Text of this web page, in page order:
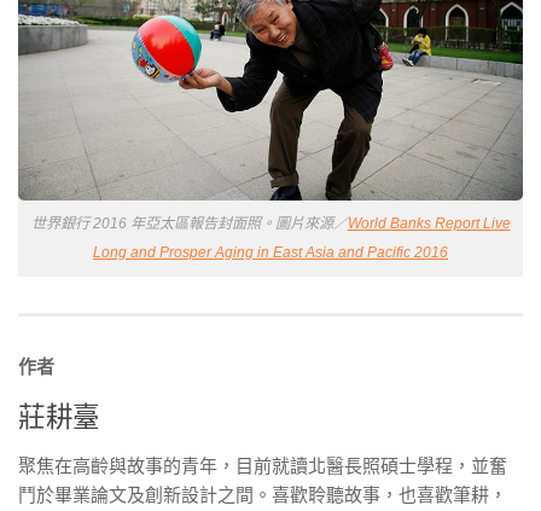
世界銀行 2016 年亞太區報告封面照。圖片來源／World Banks Report Live
Long and Prosper Aging in East Asia and Pacific 2016
作者
莊耕臺
聚焦在高齡與故事的青年，目前就讀北醫長照碩士學程，並奮
鬥於畢業論文及創新設計之間。喜歡聆聽故事，也喜歡筆耕，